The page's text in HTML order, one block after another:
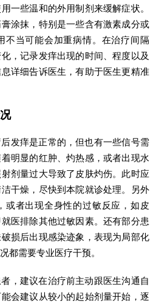
一些温和的外用制剂来缓解症状。
涂抹，特别是一些含有激素成分或
不当可能会加重病情。在治疗间隔
，记录发痒出现的时间、程度以及
详细告诉医生，有助于医生更精准
发痒是正常的，但也有一些信号需
明显的红肿、灼热感，或者出现水
剂量过大导致了皮肤灼伤。此时应
干燥，尽快到本院就诊处理。另外
或者出现全身性的过敏反应，如皮
医排除其他过敏因素。还有部分患
损后出现感染迹象，表现为局部化
都需要专业医疗干预。
，建议在治疗前主动跟医生沟通自
会建议从较小的起始剂量开始，逐